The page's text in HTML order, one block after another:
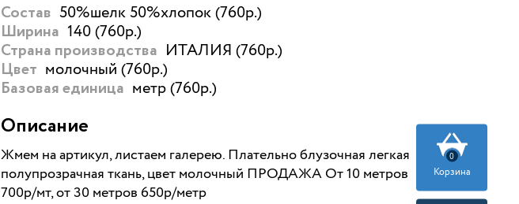
Состав 50%шелк 50%хлопок (760р.)
Ширина 140 (760р.)
Страна производства ИТАЛИЯ (760р.)
Цвет молочный (760р.)
Базовая единица метр (760р.)
Описание
Жмем на артикул, листаем галерею. Плательно блузочная легкая
полупрозрачная ткань, цвет молочный ПРОДАЖА От 10 метров
700р/мт, от 30 метров 650р/метр
0
Корзина